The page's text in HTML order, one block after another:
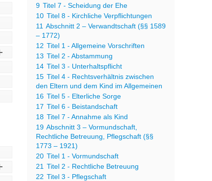
9 Titel 7 - Scheidung der Ehe
10 Titel 8 - Kirchliche Verpflichtungen
11 Abschnitt 2 – Verwandtschaft (§§ 1589
– 1772)
12 Titel 1 - Allgemeine Vorschriften
13 Titel 2 - Abstammung
14 Titel 3 - Unterhaltspflicht
15 Titel 4 - Rechtsverhältnis zwischen
den Eltern und dem Kind im Allgemeinen
16 Titel 5 - Elterliche Sorge
17 Titel 6 - Beistandschaft
18 Titel 7 - Annahme als Kind
19 Abschnitt 3 – Vormundschaft,
Rechtliche Betreuung, Pflegschaft (§§
1773 – 1921)
20 Titel 1 - Vormundschaft
21 Titel 2 - Rechtliche Betreuung
22 Titel 3 - Pflegschaft